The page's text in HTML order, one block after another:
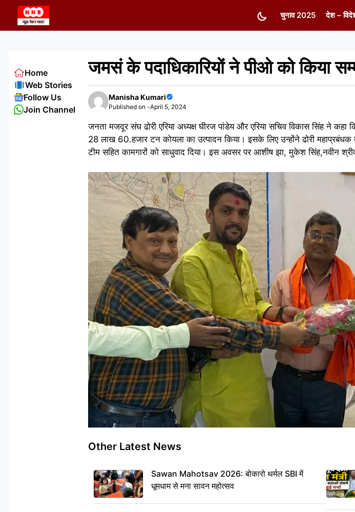
content
चुनाव 2025 देश –
जमसं के पदाधिकारियों ने पीओ को किया
Manisha Kumari
Published on -April 5, 2024
जनता मजदूर संघ ढोरी एरिया अध्यक्ष घीरज पांडेय और एरिया सचिव विकास सिंह ने कहा
28 लाख 60.हजार टन कोयला का उत्पादन किया। इसके लिए उन्होंने ढोरी
टीम सहित कामगारों को साधुवाद दिया। इस अवसर पर आशीष झा, मुकेश सिंह,नवीन
Other Latest News
Sawan Mahotsav 2026: बोकारो थर्मल SBI में
धूमधाम से मना सावन महोत्सव
Home
Web Stories
Follow Us
Join Channel